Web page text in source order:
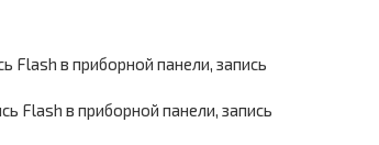
Flash в приборной панели, запись
Flash в приборной панели, запись